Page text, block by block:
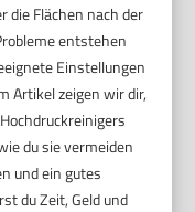
die Flächen nach der
entstehen
Einstellungen
Artikel zeigen wir dir,
du sie vermeiden
und ein gutes
du Zeit, Geld und